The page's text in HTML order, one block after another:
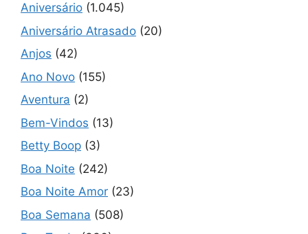
Aniversário (1.045)
Aniversário Atrasado (20)
Anjos (42)
Ano Novo (155)
Aventura (2)
Bem-Vindos (13)
Betty Boop (3)
Boa Noite (242)
Boa Noite Amor (23)
Boa Semana (508)